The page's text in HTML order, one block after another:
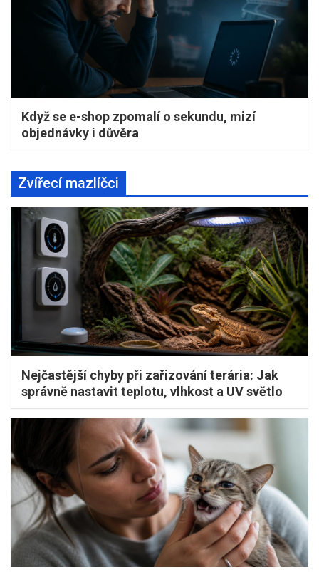
Když se e-shop zpomalí o sekundu, mizí
objednávky i důvěra
Zvířecí mazlíčci
Nejčastější chyby při zařizování terária: Jak
správně nastavit teplotu, vlhkost a UV světlo